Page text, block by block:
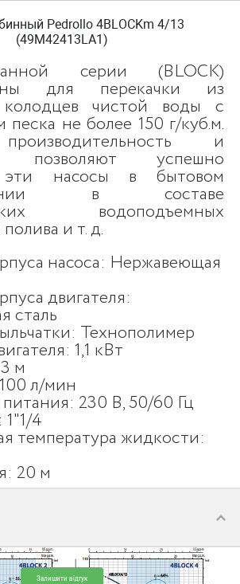
Pedrollo 4BLOCKm 4/13
(49M42413LA1)
серии (BLOCK)
для перекачки из
чистой воды с
не более 150 г/куб.м.
и
позволяют успешно
эти насосы в бытовом
в составе
водоподъемных
и т. д.
насоса: Нержавеющая
двигателя:
сталь
Технополимер
1,1 кВт
м
л/мин
230 В, 50/60 Гц
4
температура жидкости:
20 м
Залишити відгук